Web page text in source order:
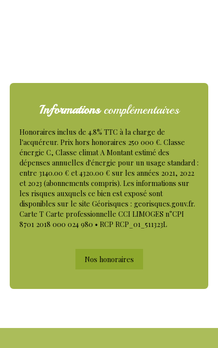
Informationscomplémentaires
Honoraires inclus de 4.8% TTC à la charge de
l'acquéreur. Prix hors honoraires 250 000 €. Classe
énergie C, Classe climat A Montant estimé des
dépenses annuelles d'énergie pour un usage standard :
entre 3140.00 € et 4320.00 € sur les années 2021, 2022
et 2023 (abonnements compris). Les informations sur
les risques auxquels ce bien est exposé sont
disponibles sur le site Géorisques : georisques.gouv.fr.
Carte T Carte professionnelle CCI LIMOGES n°CPI
8701 2018 000 024 980 • RCP RCP_01_511323L
Nos honoraires